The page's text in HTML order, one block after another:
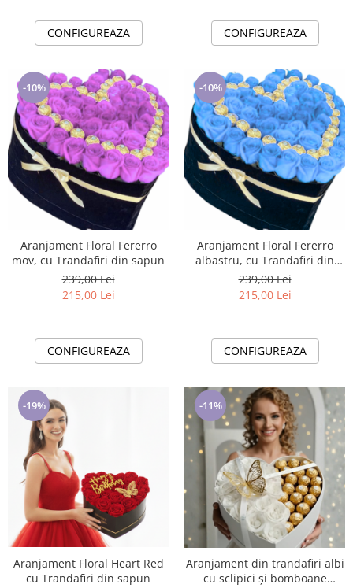
CONFIGUREAZA CONFIGUREAZA
-10%
Aranjament Floral Fererro
mov, cu Trandafiri din sapun
239,00 Lei
215,00 Lei
CONFIGUREAZA
-10%
Aranjament Floral Fererro
albastru, cu Trandafiri din
sapun
239,00 Lei
215,00 Lei
CONFIGUREAZA
-19%
Aranjament Floral Heart Red
cu Trandafiri din sapun
-11%
Aranjament din trandafiri albi
cu sclipici și bomboane